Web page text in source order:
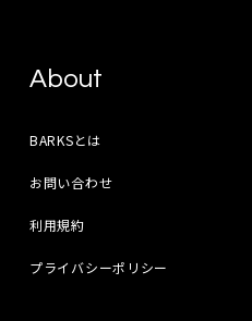
About
BARKSとは
お問い合わせ
利用規約
プライバシーポリシー